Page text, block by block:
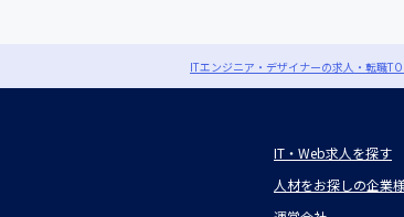
ITエンジニア・デザイナーの求人・転職
IT・Web求人を探す
人材をお探しの企業